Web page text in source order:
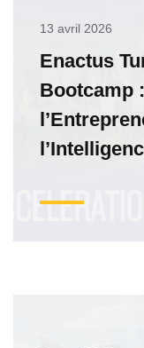
13 avril 2026
Enactus
Bootcamp